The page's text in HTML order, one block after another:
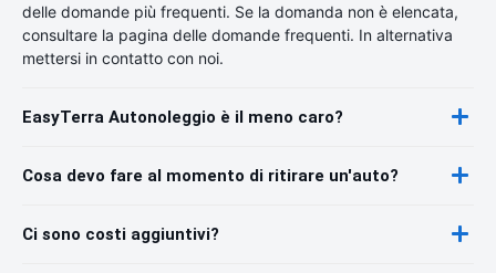
delle domande più frequenti. Se la domanda non è elencata,
consultare la pagina delle domande frequenti. In alternativa
mettersi in contatto con noi.
EasyTerra Autonoleggio è il meno caro?
Cosa devo fare al momento di ritirare un'auto?
Ci sono costi aggiuntivi?